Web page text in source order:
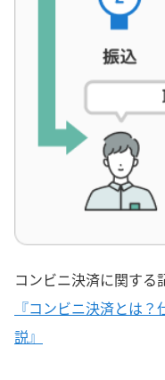
コンビニ決済に関する
『コンビニ決済とは
説』